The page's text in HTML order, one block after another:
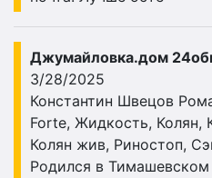
Джумайловка.дом
3/28/2025
Константин Швецов
Forte, Жидкость, Колян,
Колян жив, Риностоп,
Родился в